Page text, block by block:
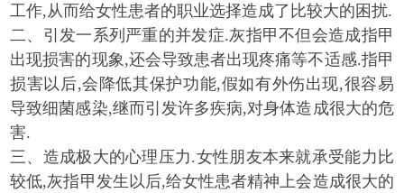
工作,从而给女性患者的职业选择造成了比较大的困扰.
二、引发一系列严重的并发症.灰指甲不但会造成指甲
出现损害的现象,还会导致患者出现疼痛等不适感.指甲
损害以后,会降低其保护功能,假如有外伤出现,很容易
导致细菌感染,继而引发许多疾病,对身体造成很大的危
害.
三、造成极大的心理压力.女性朋友本来就承受能力比
较低,灰指甲发生以后,给女性患者精神上会造成很大的